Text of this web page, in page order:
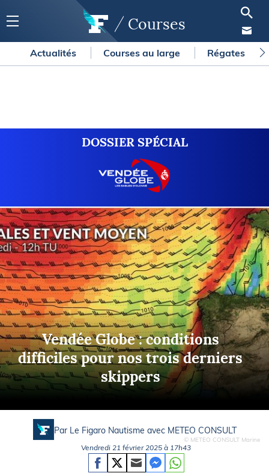
Courses
Actualités Courses au large Régates
DOSSIER SPÉCIAL
Vendée Globe : conditions
difficiles pour nos trois derniers
skippers
© METEO CONSULT Marine
Par Le Figaro Nautisme avec METEO CONSULT
Vendredi 21 février 2025 à 17h43